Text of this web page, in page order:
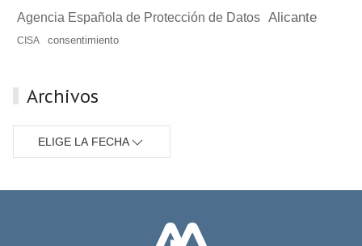
Agencia Española de Protección de Datos Alicante
CISA consentimiento
Archivos
ELIGE LA FECHA